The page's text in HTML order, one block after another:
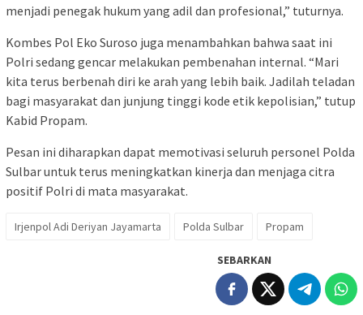
menjadi penegak hukum yang adil dan profesional,” tuturnya.
Kombes Pol Eko Suroso juga menambahkan bahwa saat ini
Polri sedang gencar melakukan pembenahan internal. “Mari
kita terus berbenah diri ke arah yang lebih baik. Jadilah teladan
bagi masyarakat dan junjung tinggi kode etik kepolisian,” tutup
Kabid Propam.
Pesan ini diharapkan dapat memotivasi seluruh personel Polda
Sulbar untuk terus meningkatkan kinerja dan menjaga citra
positif Polri di mata masyarakat.
Irjenpol Adi Deriyan Jayamarta Polda Sulbar Propam
SEBARKAN